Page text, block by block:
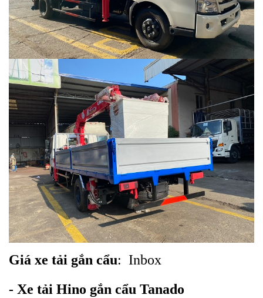
Giá xe tải gắn cẩu: Inbox
- Xe tải Hino gắn cẩu Tanado